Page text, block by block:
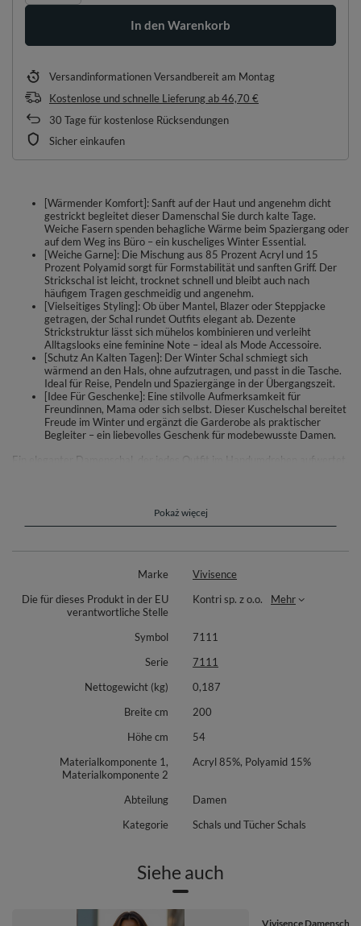
In den Warenkorb
VersandinformationenVersandbereit am Montag
Kostenlose und schnelle Lieferungab46,70 €
30 Tage für kostenlose Rücksendungen
Sicher einkaufen
[Wärmender Komfort]: Sanft auf der Haut und angenehm dicht
gestrickt begleitet dieser Damenschal Sie durch kalte Tage.
Weiche Fasern spenden behagliche Wärme beim Spaziergang oder
auf dem Weg ins Büro – ein kuscheliges Winter Essential.
[Weiche Garne]: Die Mischung aus 85 Prozent Acryl und 15
Prozent Polyamid sorgt für Formstabilität und sanften Griff. Der
Strickschal ist leicht, trocknet schnell und bleibt auch nach
häufigem Tragen geschmeidig und angenehm.
[Vielseitiges Styling]: Ob über Mantel, Blazer oder Steppjacke
getragen, der Schal rundet Outfits elegant ab. Dezente
Strickstruktur lässt sich mühelos kombinieren und verleiht
Alltagslooks eine feminine Note – ideal als Mode Accessoire.
[Schutz An Kalten Tagen]: Der Winter Schal schmiegt sich
wärmend an den Hals, ohne aufzutragen, und passt in die Tasche.
Ideal für Reise, Pendeln und Spaziergänge in der Übergangszeit.
[Idee Für Geschenke]: Eine stilvolle Aufmerksamkeit für
Freundinnen, Mama oder sich selbst. Dieser Kuschelschal bereitet
Freude im Winter und ergänzt die Garderobe als praktischer
Begleiter – ein liebevolles Geschenk für modebewusste Damen.
Ein eleganter Damenschal, der jedes Outfit im Handumdrehen aufwertet.
Polyamid. Das Material fühlt sich weich an, behält die Form und ist
Wochenendtrips. Der Schal lässt sich leicht verstauen und ist schnell
spendet, ohne aufzutragen, und Ihre Garderobe im Winter stilsicher
Material: 85% Acryl, 15% Polyamid.
Pokaż więcej
Marke
Vivisence
Die für dieses Produkt in der EU
verantwortliche Stelle
Kontri sp. z o.o. Mehr
Symbol
7111
Serie
7111
Nettogewicht (kg)
0,187
Breite cm
200
Höhe cm
54
Materialkomponente 1,
Materialkomponente 2
Acryl 85%, Polyamid 15%
Abteilung
Damen
Kategorie
Schals und Tücher Schals
Siehe auch
Vivisence